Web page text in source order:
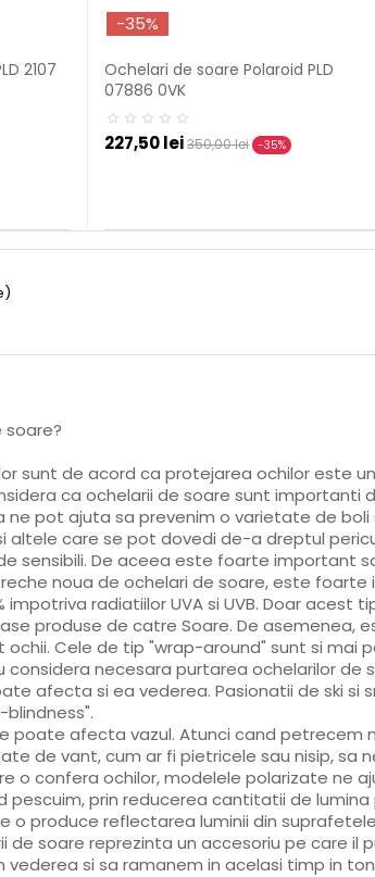
2107
-35%
Ochelari de soare Polaroid PLD
07886 0VK
227,50 lei350,00 lei -35%
soare?
sunt de acord ca protejarea ochilor este
ca ochelarii de soare sunt importanti
ne pot ajuta sa prevenim o varietate de
altele care se pot dovedi de-a dreptul
sensibili. De aceea este foarte important
noua de ochelari de soare, este
impotriva radiatiilor UVA si UVB. Doar acest
produse de catre Soare. De
Cele de tip "wrap-around" sunt si mai
considera necesara purtarea ochelarilor
afecta si ea vederea. Pasionatii de ski si
poate afecta vazul. Atunci cand petrecem
de vant, cum ar fi pietricele sau nisip, sa
o confera ochilor, modelele polarizate ne
pescuim, prin reducerea cantitatii de
o produce reflectarea luminii din
de soare reprezinta un accesoriu pe care
si sa ramanem in acelasi timp in